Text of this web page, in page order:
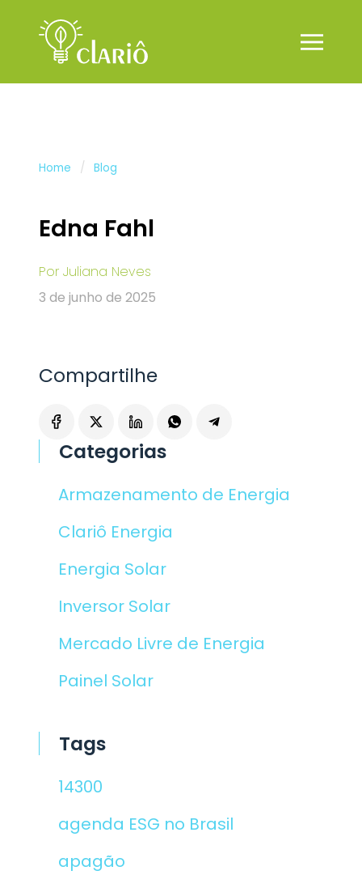
Home Blog
Edna Fahl
Por Juliana Neves
3 de junho de 2025
Compartilhe
Categorias
Armazenamento de Energia
Clariô Energia
Energia Solar
Inversor Solar
Mercado Livre de Energia
Painel Solar
Tags
14300
agenda ESG no Brasil
apagão